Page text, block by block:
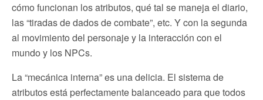
cómo funcionan los atributos, qué tal se maneja el diario,
las “tiradas de dados de combate”, etc. Y con la segunda
al movimiento del personaje y la interacción con el
mundo y los NPCs.
La “mecánica interna” es una delicia. El sistema de
atributos está perfectamente balanceado para que todos